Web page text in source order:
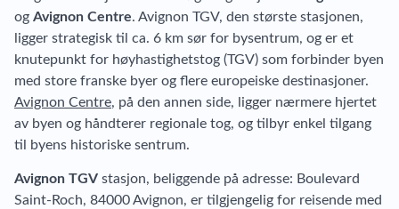
og Avignon Centre. Avignon TGV, den største stasjonen,
ligger strategisk til ca. 6 km sør for bysentrum, og er et
knutepunkt for høyhastighetstog (TGV) som forbinder byen
med store franske byer og flere europeiske destinasjoner.
Avignon Centre, på den annen side, ligger nærmere hjertet
av byen og håndterer regionale tog, og tilbyr enkel tilgang
til byens historiske sentrum.
Avignon TGV stasjon, beliggende på adresse: Boulevard
Saint-Roch, 84000 Avignon, er tilgjengelig for reisende med